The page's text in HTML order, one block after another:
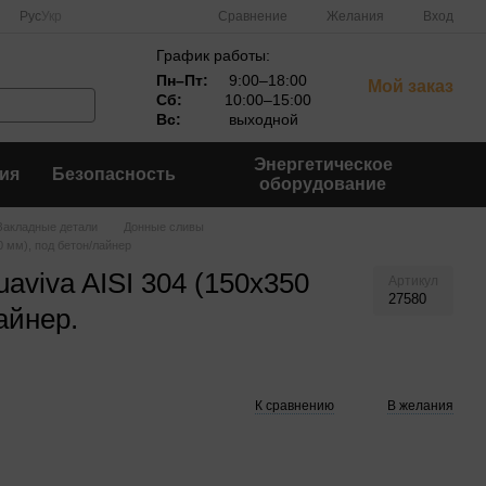
Рус Сравнение Желания Вход
График работы:
Пн–Пт:
9:00–18:00
Сб:
10:00–15:00
Вс:
выходной
Мой заказ
Безопасность
Энергетическое
оборудование
Закладные детали
Донные сливы
мм), под бетон/лайнер
AISI 304 (150x350
27580
К сравнению В желания